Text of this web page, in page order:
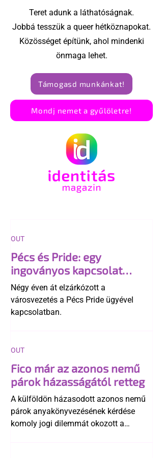
Teret adunk a láthatóságnak.
Jobbá tesszük a queer hétköznapokat.
Közösséget építünk, ahol mindenki
önmaga lehet.
Támogasd munkánkat!
Mondj nemet a gyűlöletre!
Pécs és Pride: egy
ingoványos kapcsolat
története
Négy éven át elzárkózott a
városvezetés a Pécs Pride ügyével
kapcsolatban.
OUT
Fico már az azonos nemű
párok házasságától retteg
A külföldön házasodott azonos nemű
párok anyakönyvezésének kérdése
komoly jogi dilemmát okozott a
OUT